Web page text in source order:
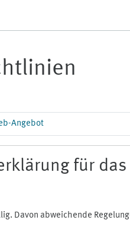
Angebot
für
Davon abweichende